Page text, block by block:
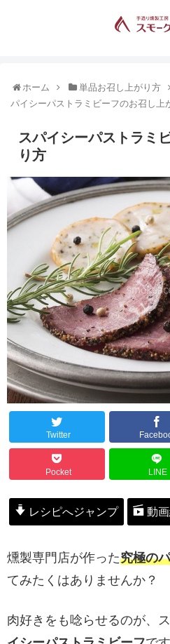
ホーム 単品お召し上がり方
パイシーパストラミビーフのお召し上
スパイシーパストラミ
り方
Twitter
Pocket LINE
レシピへジャンプ 動
燻製専門店が作った究極の
てみたくはありませんか？
肉好きをも唸らせるのが、